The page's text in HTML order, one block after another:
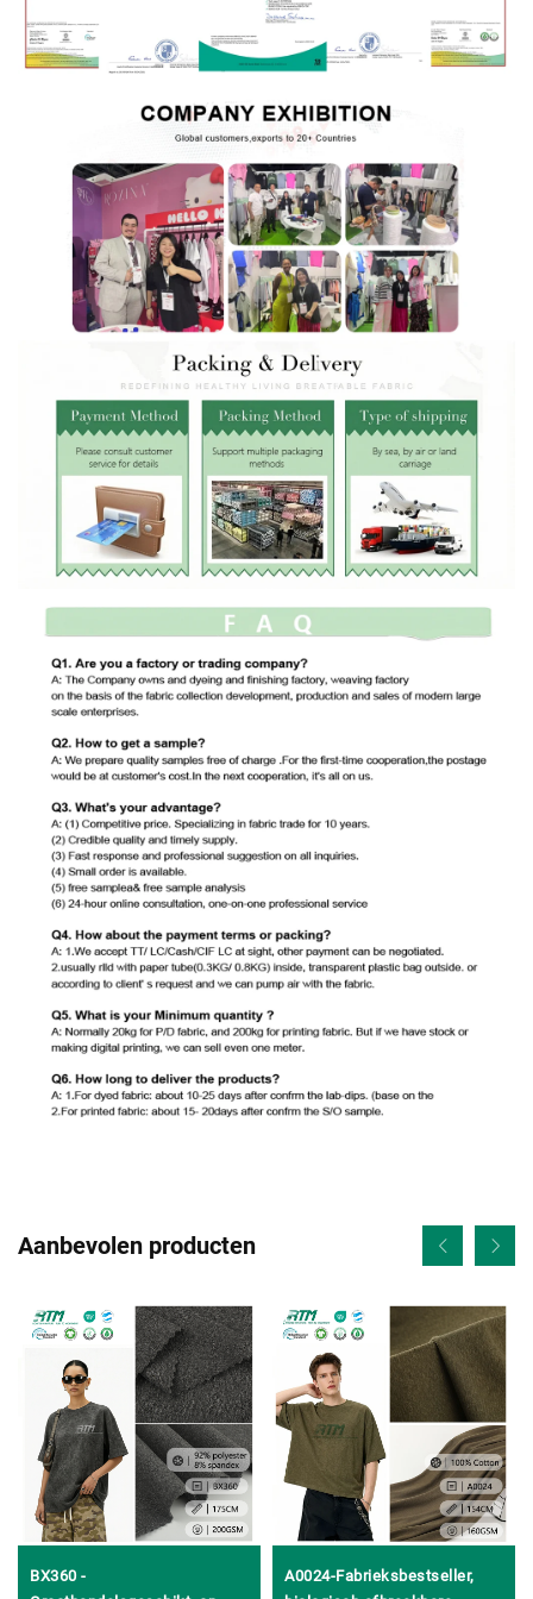
Aanbevolen producten
BX360 -
A0024-Fabrieksbestseller,